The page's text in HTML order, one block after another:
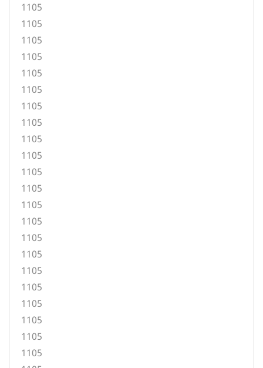
1105
1105
1105
1105
1105
1105
1105
1105
1105
1105
1105
1105
1105
1105
1105
1105
1105
1105
1105
1105
1105
1105